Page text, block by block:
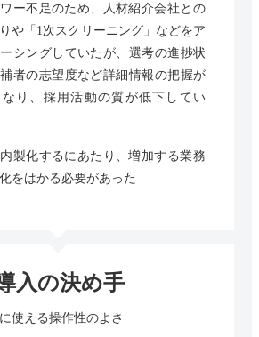
ー不足のため、人材紹介会社との
や「1次スクリーニング」などをア
シングしていたが、選考の進捗状
者の志望度など詳細情報の把握が
り、採用活動の質が低下してい
製化するにあたり、増加する業務
をはかる必要があった
入の決め手
使える操作性のよさ